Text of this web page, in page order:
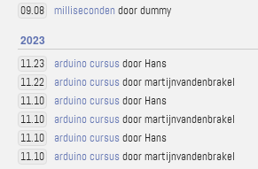
09.08 milliseconden door dummy
2023
11.23 arduino cursus door Hans
11.22 arduino cursus door martijnvandenbrakel
11.10 arduino cursus door Hans
11.10 arduino cursus door martijnvandenbrakel
11.10 arduino cursus door Hans
11.10 arduino cursus door martijnvandenbrakel